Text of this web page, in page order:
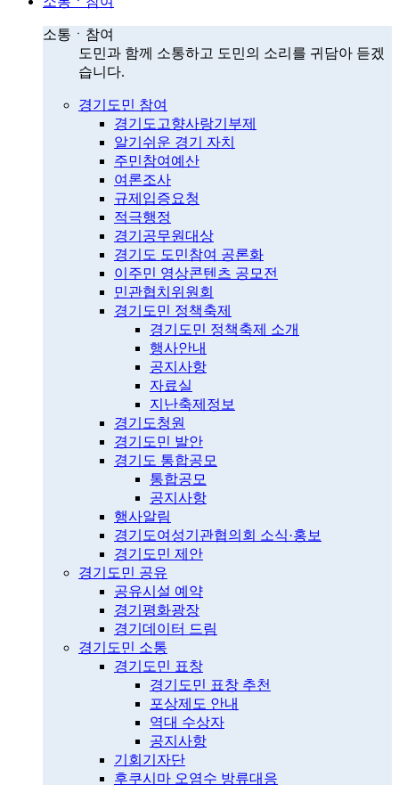
소통ㆍ참여
도민과 함께 소통하고 도민의 소리를 귀담아 듣겠
습니다.
경기도민 참여
경기도고향사랑기부제
알기쉬운 경기 자치
주민참여예산
여론조사
규제입증요청
적극행정
경기공무원대상
경기도 도민참여 공론화
이주민 영상콘텐츠 공모전
민관협치위원회
경기도민 정책축제
경기도민 정책축제 소개
행사안내
공지사항
자료실
지난축제정보
경기도청원
경기도민 발안
경기도 통합공모
통합공모
공지사항
행사알림
경기도여성기관협의회 소식·홍보
경기도민 제안
경기도민 공유
공유시설 예약
경기평화광장
경기데이터 드림
경기도민 소통
경기도민 표창
경기도민 표창 추천
포상제도 안내
역대 수상자
공지사항
기회기자단
후쿠시마 오염수 방류대응